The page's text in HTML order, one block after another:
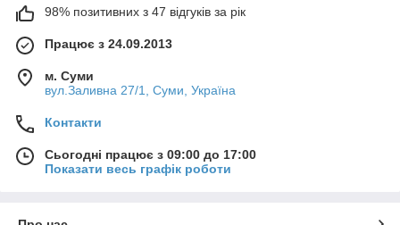
98% позитивних з 47 відгуків за рік
Працює з 24.09.2013
м. Суми
вул.Заливна 27/1, Суми, Україна
Контакти
Сьогодні працює з 09:00 до 17:00
Показати весь графік роботи